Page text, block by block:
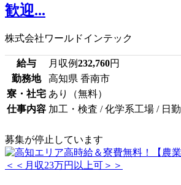
歓迎...
株式会社ワールドインテック
給与 月収例232,760円
勤務地
高知県 香南市
寮・社宅 あり（無料）
仕事内容 加工・検査 / 化学系工場 / 日勤
募集が停止しています